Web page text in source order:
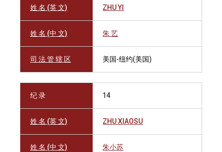
姓 名 (英 文) ZHU YI
姓 名 (中 文) 朱 艺
司 法 管 辖 区 美国-纽约(美国)
纪 录 14
姓 名 (英 文) ZHU XIAOSU
姓 名 (中 文) 朱小苏